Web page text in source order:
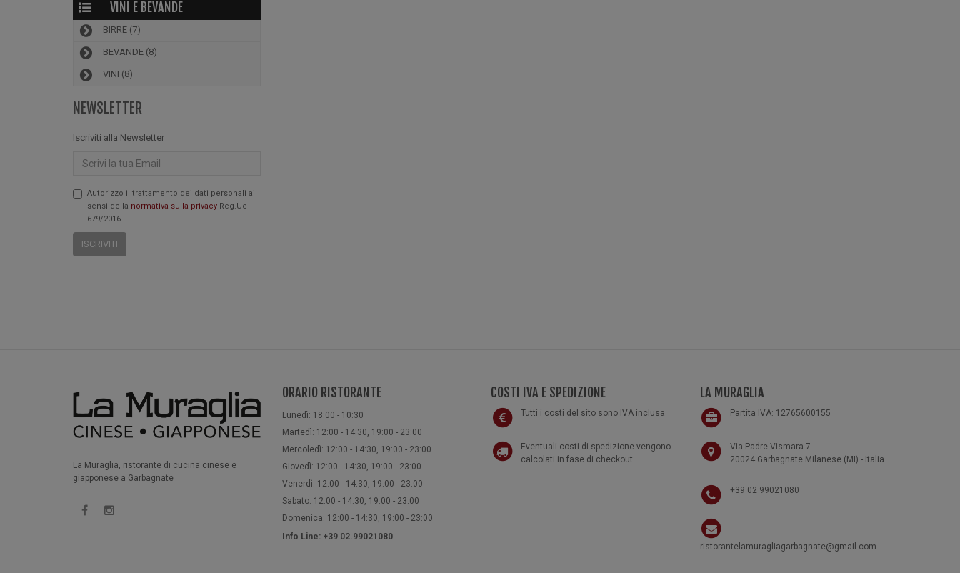
VINI E BEVANDE
BIRRE (7)
BEVANDE (8)
VINI (8)
NEWSLETTER
Iscriviti alla Newsletter
Email
Autorizzo il trattamento dei dati personali ai
sensi della normativa sulla privacy Reg.Ue
679/2016
ISCRIVITI
La Muraglia, ristorante di cucina cinese e
giapponese a Garbagnate
ORARIO RISTORANTE
Lunedì: 18:00 - 10:30
Martedì: 12:00 - 14:30, 19:00 - 23:00
Mercoledì: 12:00 - 14:30, 19:00 - 23:00
Giovedì: 12:00 - 14:30, 19:00 - 23:00
Venerdì: 12:00 - 14:30, 19:00 - 23:00
Sabato: 12:00 - 14:30, 19:00 - 23:00
Domenica: 12:00 - 14:30, 19:00 - 23:00
Info Line: +39 02.99021080
COSTI IVA E SPEDIZIONE
Tutti i costi del sito sono IVA inclusa
Eventuali costi di spedizione vengono
calcolati in fase di checkout
LA MURAGLIA
Partita IVA: 12765600155
Via Padre Vismara 7
20024 Garbagnate Milanese (MI) - Italia
+39 02 99021080
ristorantelamuragliagarbagnate@gmail.com